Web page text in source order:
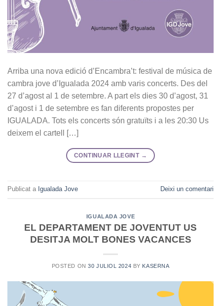
Arriba una nova edició d’Encambra’t: festival de música de
cambra jove d’Igualada 2024 amb varis concerts. Des del
27 d’agost al 1 de setembre. A part els dies 30 d’agost, 31
d’agost i 1 de setembre es fan diferents propostes per
IGUALADA. Tots els concerts són gratuïts i a les 20:30 Us
deixem el cartell […]
CONTINUAR LLEGINT →
Publicat a Igualada Jove Deixi un comentari
IGUALADA JOVE
EL DEPARTAMENT DE JOVENTUT US
DESITJA MOLT BONES VACANCES
POSTED ON30 JULIOL 2024 BY KASERNA